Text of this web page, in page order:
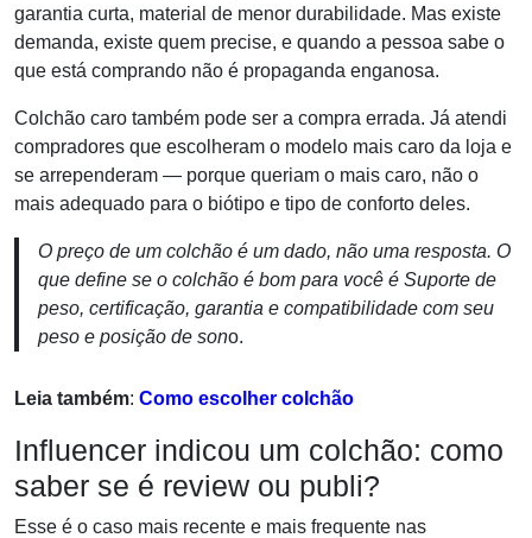
garantia curta, material de menor durabilidade. Mas existe
demanda, existe quem precise, e quando a pessoa sabe o
que está comprando não é propaganda enganosa.
Colchão caro também pode ser a compra errada. Já atendi
compradores que escolheram o modelo mais caro da loja e
se arrependeram — porque queriam o mais caro, não o
mais adequado para o biótipo e tipo de conforto deles.
O preço de um colchão é um dado, não uma resposta. O
que define se o colchão é bom para você é Suporte de
peso, certificação, garantia e compatibilidade com seu
peso e posição de sono.
Leia também: Como escolher colchão
Influencer indicou um colchão: como
saber se é review ou publi?
Esse é o caso mais recente e mais frequente nas